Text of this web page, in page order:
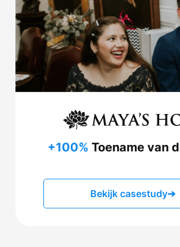
+100% Toename van
Bekijk casestudy➔